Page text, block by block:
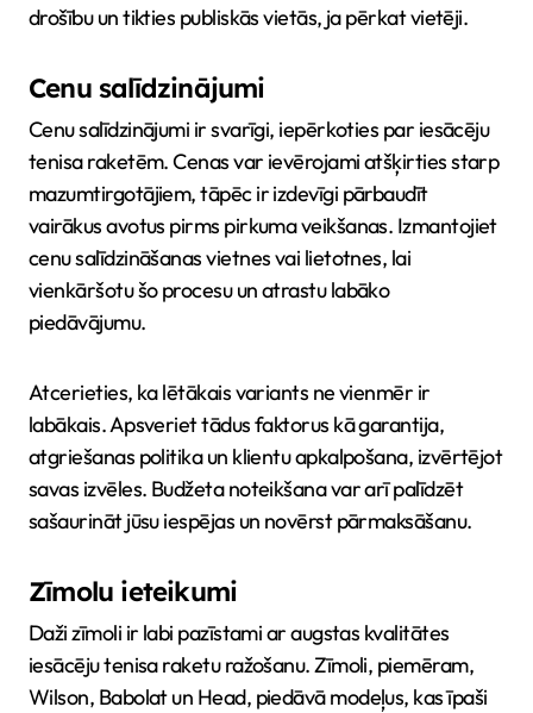
drošību un tikties publiskās vietās, ja pērkat vietēji.
Cenu salīdzinājumi
Cenu salīdzinājumi ir svarīgi, iepērkoties par iesācēju
tenisa raketēm. Cenas var ievērojami atšķirties starp
mazumtirgotājiem, tāpēc ir izdevīgi pārbaudīt
vairākus avotus pirms pirkuma veikšanas. Izmantojiet
cenu salīdzināšanas vietnes vai lietotnes, lai
vienkāršotu šo procesu un atrastu labāko
piedāvājumu.
Atcerieties, ka lētākais variants ne vienmēr ir
labākais. Apsveriet tādus faktorus kā garantija,
atgriešanas politika un klientu apkalpošana, izvērtējot
savas izvēles. Budžeta noteikšana var arī palīdzēt
sašaurināt jūsu iespējas un novērst pārmaksāšanu.
Zīmolu ieteikumi
Daži zīmoli ir labi pazīstami ar augstas kvalitātes
iesācēju tenisa raketu ražošanu. Zīmoli, piemēram,
Wilson, Babolat un Head, piedāvā modeļus, kas īpaši